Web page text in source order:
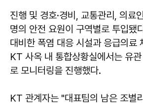
진행 및 경호·경비, 교통관리, 의료
명의 안전 요원이 구역별로 투입됐
대비한 폭염 대응 시설과 응급의료
KT 사옥 내 통합상황실에서는 유
로 모니터링을 진행했다.
KT 관계자는 "대표팀의 남은 조별